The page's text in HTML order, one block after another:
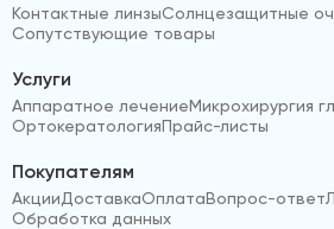
Контактные линзыСолнцезащитные
Сопутствующие товары
Услуги
Аппаратное лечениеМикрохирургия
ОртокератологияПрайс-листы
Покупателям
АкцииДоставкаОплатаВопрос-ответ
Обработка данных